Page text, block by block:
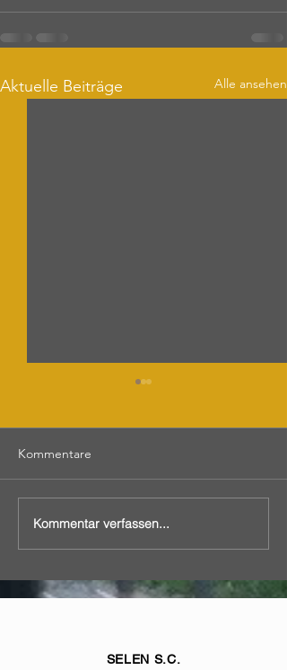
Aktuelle Beiträge Alle ansehen
Gradierwerk mit
Bodentechnologie und
Kommentare
Kommentar verfassen...
SELEN S.C.